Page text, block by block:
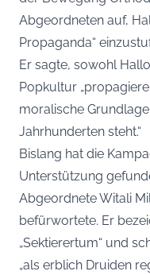
Abgeordneten auf,
Propaganda“
Er sagte, sowohl
Popkultur
moralische
Jahrhunderten steht.“
Bislang hat die
Unterstützung
Abgeordnete Witali
befürwortete. Er
„Sektierertum“ und
„als erblich Druiden